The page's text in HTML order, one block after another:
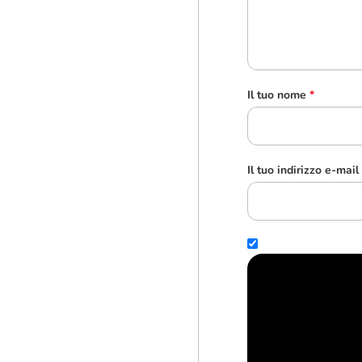
Il tuo nome *
Il tuo indirizzo e-mail